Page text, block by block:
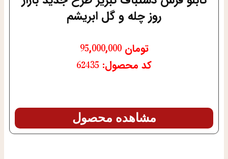
روز چله و گل ابریشم
تومان 95,000,000
کد محصول: 62435
مشاهده محصول